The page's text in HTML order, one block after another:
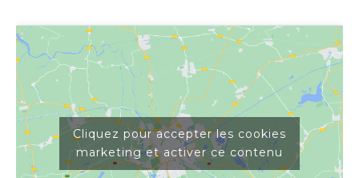
Cliquez pour accepter les cookies
marketing et activer ce contenu